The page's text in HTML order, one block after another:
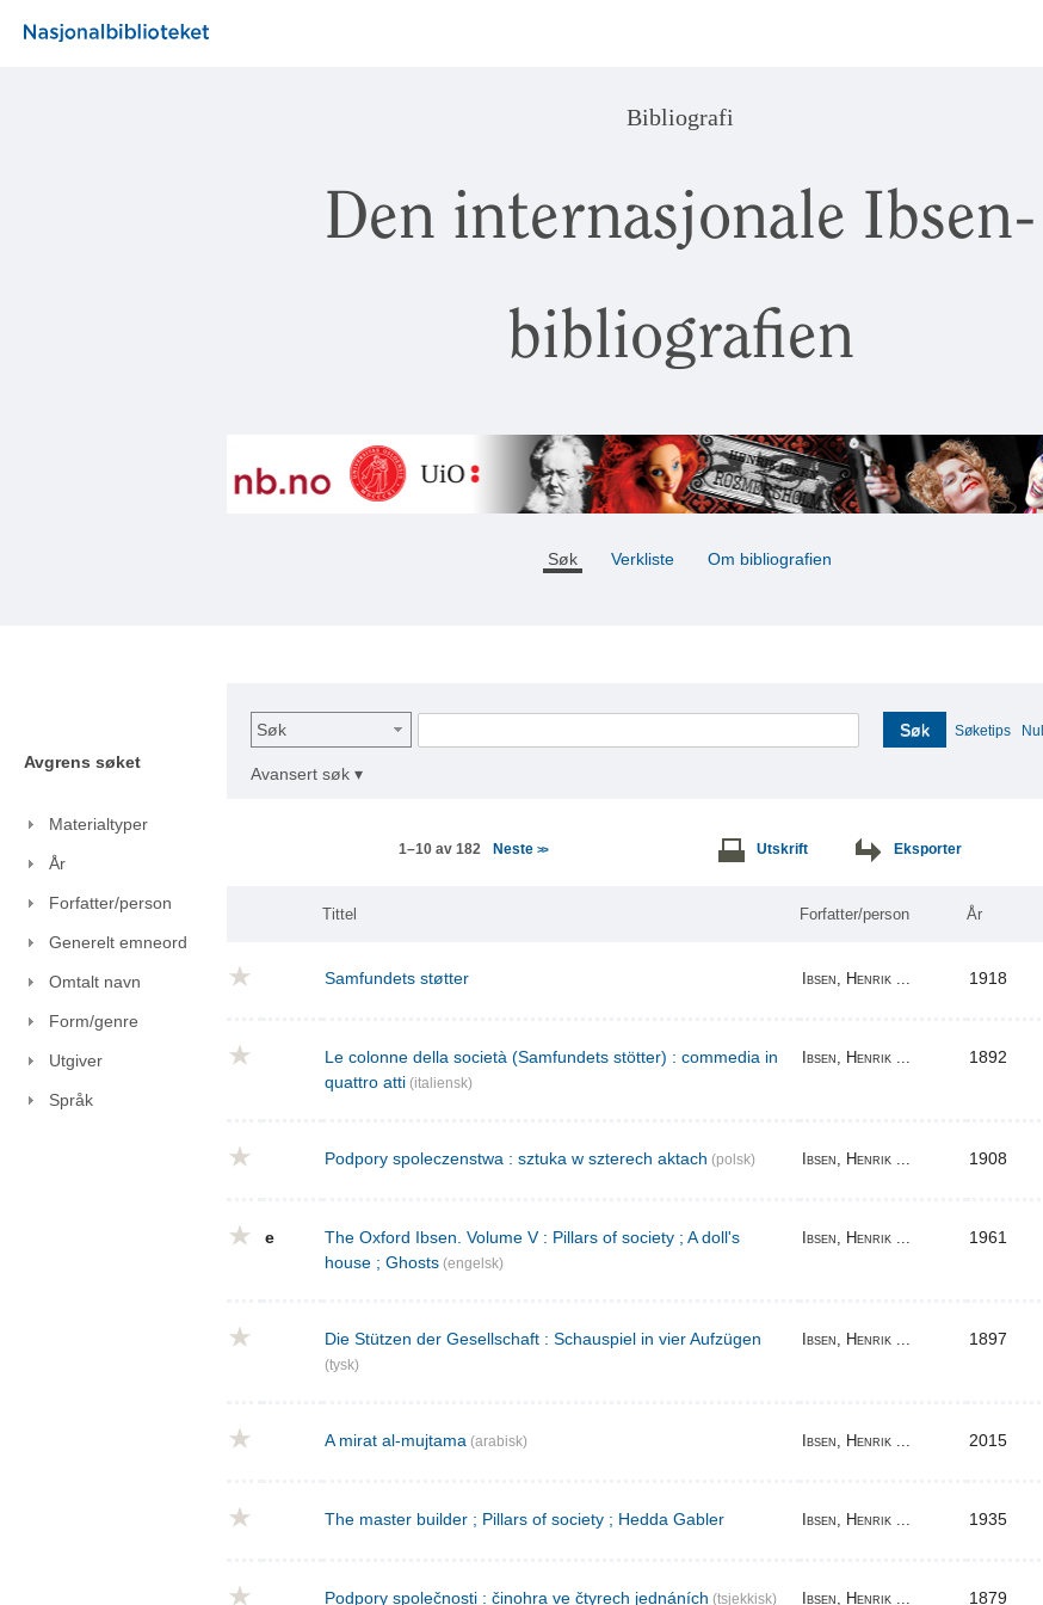
Bibliografi
Den internasjonale Ibsen-
bibliografien
Søk Verkliste Om bibliografien
Avgrens søket
Materialtyper
År
Forfatter/person
Generelt emneord
Omtalt navn
Form/genre
Utgiver
Språk
Søk Søk Søketips
Avansert søk ▾
1–10 av 182 Neste >> Utskrift Eksporter
Tittel Forfatter/person År
Samfundets støtter Ibsen, Henrik ... 1918
Le colonne della società (Samfundets stötter) : commedia in
quattro atti (italiensk)
Ibsen, Henrik ... 1892
Podpory spoleczenstwa : sztuka w szterech aktach (polsk) Ibsen, Henrik ... 1908
e
The Oxford Ibsen. Volume V : Pillars of society ; A doll's
house ; Ghosts (engelsk)
Ibsen, Henrik ... 1961
Die Stützen der Gesellschaft : Schauspiel in vier Aufzügen
(tysk)
Ibsen, Henrik ... 1897
A mirat al-mujtama (arabisk) Ibsen, Henrik ... 2015
The master builder ; Pillars of society ; Hedda Gabler Ibsen, Henrik ... 1935
Podpory společnosti : činohra ve čtyrech jednáních (tsjekkisk) Ibsen, Henrik ... 1879